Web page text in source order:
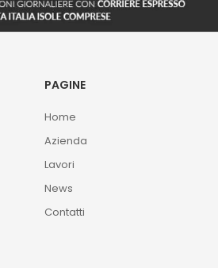
PAGINE
Home
Azienda
Lavori
News
Contatti